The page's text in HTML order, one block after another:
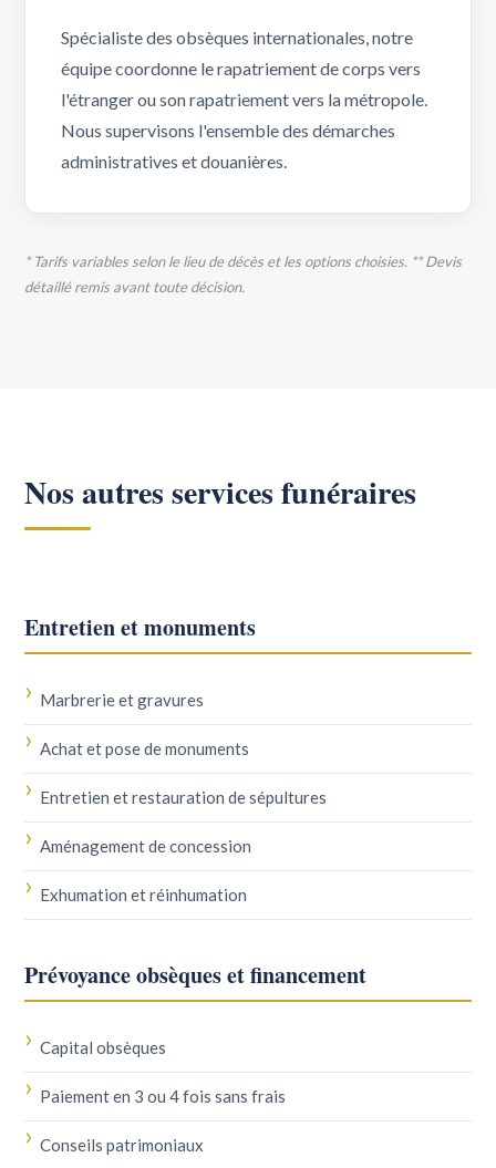
Spécialiste des obsèques internationales, notre
équipe coordonne le rapatriement de corps vers
l'étranger ou son rapatriement vers la métropole.
Nous supervisons l'ensemble des démarches
administratives et douanières.
* Tarifs variables selon le lieu de décès et les options choisies. ** Devis
détaillé remis avant toute décision.
Nos autres services funéraires
Entretien et monuments
Marbrerie et gravures
Achat et pose de monuments
Entretien et restauration de sépultures
Aménagement de concession
Exhumation et réinhumation
Prévoyance obsèques et financement
Capital obsèques
Paiement en 3 ou 4 fois sans frais
Conseils patrimoniaux